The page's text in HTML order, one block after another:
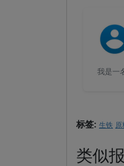
我是一
标签: 生铁 原
类似